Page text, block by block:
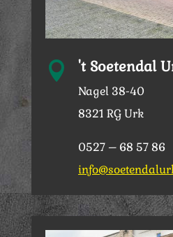
 't Soetendal
Nagel 38-40
8321 RG Urk
0527 – 68 57 86